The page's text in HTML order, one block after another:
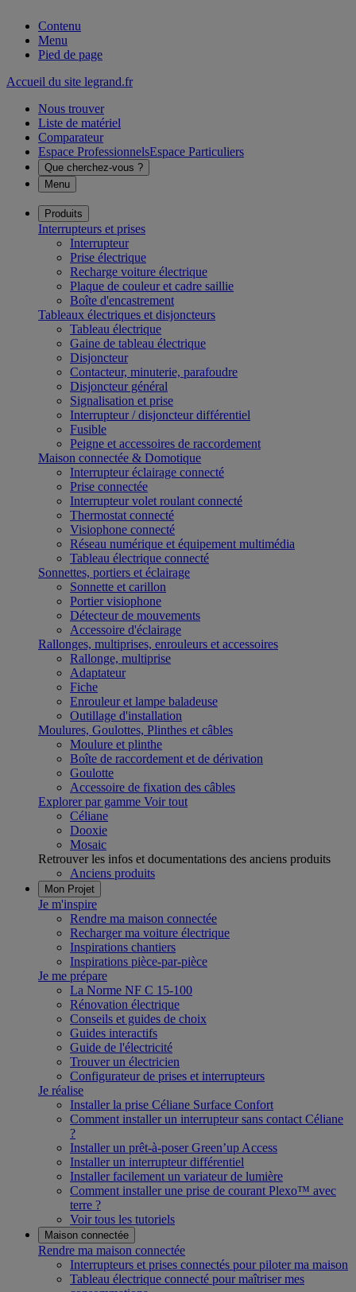
Contenu
Menu
Pied de page
Accueil du site legrand.fr
Nous trouver
Liste de matériel
Comparateur
Espace ProfessionnelsEspace Particuliers
Que cherchez-vous ?
Menu
Produits
Interrupteurs et prises
Interrupteur
Prise électrique
Recharge voiture électrique
Plaque de couleur et cadre saillie
Boîte d'encastrement
Tableaux électriques et disjoncteurs
Tableau électrique
Gaine de tableau électrique
Disjoncteur
Contacteur, minuterie, parafoudre
Disjoncteur général
Signalisation et prise
Interrupteur / disjoncteur différentiel
Fusible
Peigne et accessoires de raccordement
Maison connectée & Domotique
Interrupteur éclairage connecté
Prise connectée
Interrupteur volet roulant connecté
Thermostat connecté
Visiophone connecté
Réseau numérique et équipement multimédia
Tableau électrique connecté
Sonnettes, portiers et éclairage
Sonnette et carillon
Portier visiophone
Détecteur de mouvements
Accessoire d'éclairage
Rallonges, multiprises, enrouleurs et accessoires
Rallonge, multiprise
Adaptateur
Fiche
Enrouleur et lampe baladeuse
Outillage d'installation
Moulures, Goulottes, Plinthes et câbles
Moulure et plinthe
Boîte de raccordement et de dérivation
Goulotte
Accessoire de fixation des câbles
Explorer par gamme Voir tout
Céliane
Dooxie
Mosaic
Retrouver les infos et documentations des anciens produits
Anciens produits
Mon Projet
Je m'inspire
Rendre ma maison connectée
Recharger ma voiture électrique
Inspirations chantiers
Inspirations pièce-par-pièce
Je me prépare
La Norme NF C 15-100
Rénovation électrique
Conseils et guides de choix
Guides interactifs
Guide de l'électricité
Trouver un électricien
Configurateur de prises et interrupteurs
Je réalise
Installer la prise Céliane Surface Confort
Comment installer un interrupteur sans contact Céliane
?
Installer un prêt-à-poser Green’up Access
Installer un interrupteur différentiel
Installer facilement un variateur de lumière
Comment installer une prise de courant Plexo™ avec
terre ?
Voir tous les tutoriels
Maison connectée
Rendre ma maison connectée
Interrupteurs et prises connectés pour piloter ma maison
Tableau électrique connecté pour maîtriser mes